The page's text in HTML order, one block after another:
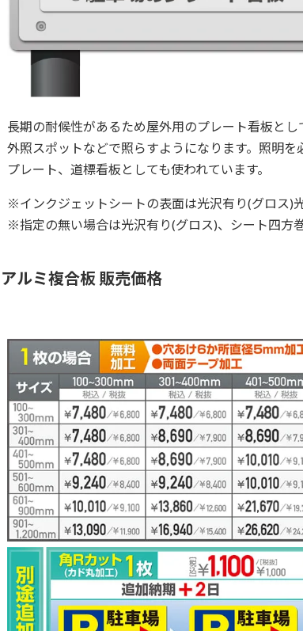
長期の耐候性があるため屋外用のプレート看板と
外照スポットなどで照らすようになります。照明
プレート、道標看板としても使われています。
※インクジェットシートの表面は光沢有り(グロス)
※指定の無い場合は光沢有り(グロス)、シート四方
アルミ複合板 販売価格